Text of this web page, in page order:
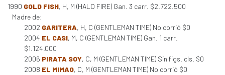
1990 GOLD FISH, H, M (HALO FIRE) Gan. 3 carr. $2.722.500
Madre de:
2002 GARITERA, H, C (GENTLEMAN TIME) No corrió $0
2004 EL CASI, M, C (GENTLEMAN TIME) Gan. 1 carr.
$1.124.000
2006 PIRATA SOY, C, M (GENTLEMAN TIME) Sin figs. cls. $0
2008 EL MIMAO, C, M (GENTLEMAN TIME) No corrió $0